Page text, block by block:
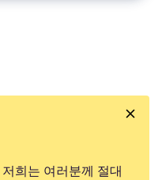
저희는 여러분께 절대